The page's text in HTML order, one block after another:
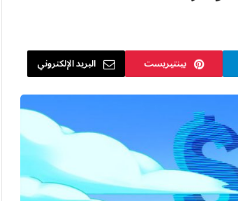
بينتيريست البريد الإلكتروني